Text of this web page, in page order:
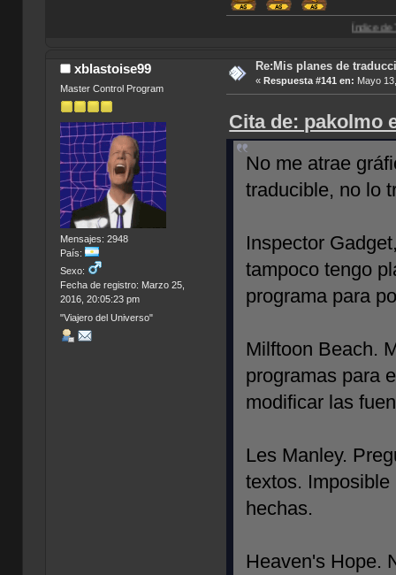
Índice de Traducciones
xblastoise99
Master Control Program
Mensajes: 2948
País:
Sexo:
Fecha de registro: Marzo 25,
2016, 20:05:23 pm
"Viajero del Universo"
Re:Mis planes de
« Respuesta #141 en: Mayo
Cita de: pakolmo
No me atrae
traducible, no lo
Inspector
tampoco tengo
programa para
Milftoon Beach.
programas para
modificar las
Les Manley.
textos.
hechas.
Heaven's Hope.